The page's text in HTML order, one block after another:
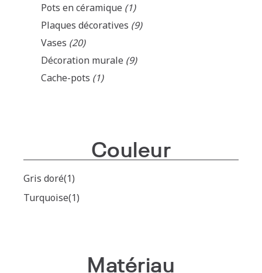
Pots en céramique (1)
Plaques décoratives (9)
Vases (20)
Décoration murale (9)
Cache-pots (1)
Couleur
Gris doré(1)
Turquoise(1)
Matériau